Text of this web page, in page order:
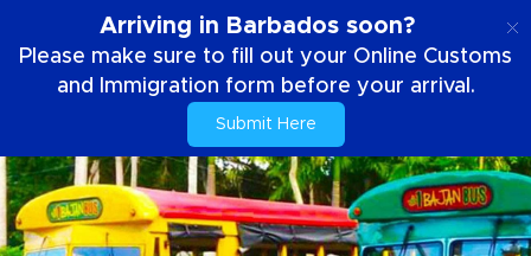
Arriving in Barbados soon?
Please make sure to fill out your Online Customs
and Immigration form before your arrival.
Submit Here